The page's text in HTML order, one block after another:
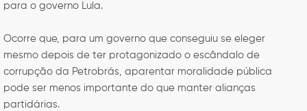
para o governo Lula.
Ocorre que, para um governo que conseguiu se eleger
mesmo depois de ter protagonizado o escândalo de
corrupção da Petrobrás, aparentar moralidade pública
pode ser menos importante do que manter alianças
partidárias.